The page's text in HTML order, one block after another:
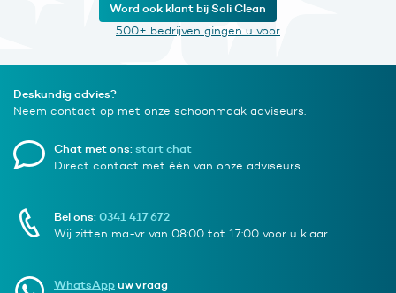
Word ook klant bij Soli Clean
500+ bedrijven gingen u voor
Deskundig advies?
Neem contact op met onze schoonmaak adviseurs.
Chat met ons:start chat
Direct contact met één van onze adviseurs
Bel ons:0341 417 672
Wij zitten ma-vr van 08:00 tot 17:00 voor u klaar
WhatsAppuw vraag